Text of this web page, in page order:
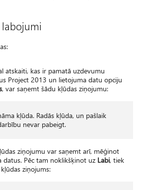
atskaiti, kas ir pamatā uzdevumu
Project 2013 un lietojuma datu opciju
, var saņemt šādu kļūdas ziņojumu:
kļūda. Radās kļūda, un pašlaik
nevar pabeigt.
ziņojumu var saņemt arī, mēģinot
datus. Pēc tam noklikšķinot uz Labi, tiek
ziņojums: